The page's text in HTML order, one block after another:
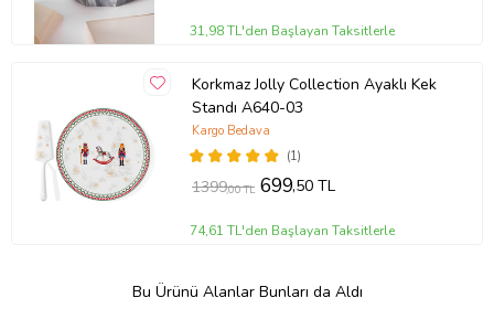
31,98 TL'den Başlayan Taksitlerle
Korkmaz Jolly Collection Ayaklı Kek
Standı A640-03
(1)
Kargo Bedava
1399,00 TL 699,50 TL
74,61 TL'den Başlayan Taksitlerle
Bu Ürünü Alanlar Bunları da Aldı